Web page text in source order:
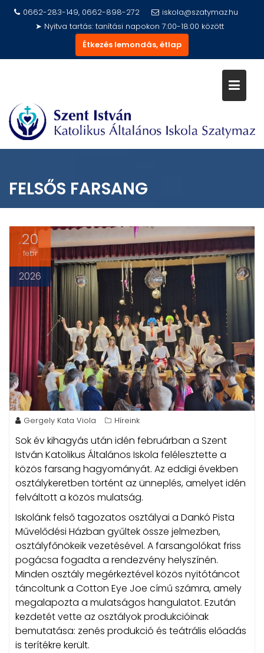
0662-283-149, 0662-898-272
iskola@szatymaz.hu
➤ Nyitva tartás: tanítási napokon 7:00-18:00 között
Étkezés lemondás, étlap
FELSŐS FARSANG
20
febr
2026
Gergely Kata Viola Híreink
Sok év kihagyás után idén februárban a Szent
István Katolikus Általános Iskola felélesztette a
közös farsang hagyományát. Az eddigi években
osztálykeretben történt az ünneplés, amelyet idén
felváltott a közös mulatság.
Iskolánk felső tagozatos osztályai a Dankó Pista
Művelődési Házban gyűltek össze jelmezben,
osztályfőnökeik vezetésével. A farsangolókat friss
pogácsa fogadta a rendezvény helyszínén.
Minden osztály megérkeztével közös nyitótáncot
táncoltunk a Cotton Eye Joe című számra, amely
megalapozta a mulatságos hangulatot. Ezután
kezdetét vette az osztályok produkcióinak
bemutatása: zenés produkció és teátrális előadás
is terítékre került.